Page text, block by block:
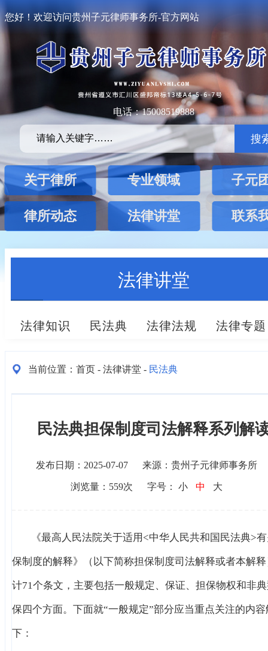
您好！欢迎访问贵州子元律师事务所-官方网站
电话：15008519888
搜
关于律所 专业领域 子元
律所动态 法律讲堂 联系
法律讲堂
法律知识 民法典 法律法规 法律专题
当前位置： 首页- 法律讲堂 - 民法典
民法典担保制度司法解释系列解
发布日期：2025-07-07 来源：贵州子元律师事务所
浏览量： 559次 字号：小 中 大
《最高人民法院关于适用<中华人民共和国民法典>
保制度的解释》（以下简称担保制度司法解释或者本解
计71个条文，主要包括一般规定、保证、担保物权和非
保四个方面。下面就“一般规定”部分应当重点关注的内
下：